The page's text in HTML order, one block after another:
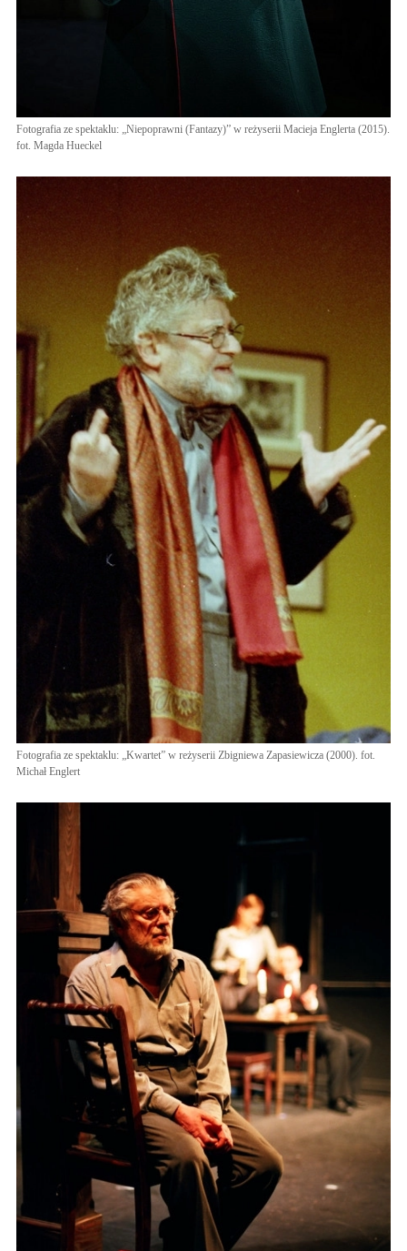
Fotografia ze spektaklu: „Niepoprawni (Fantazy)” w reżyserii Macieja Englerta (2015).
fot. Magda Hueckel
Fotografia ze spektaklu: „Kwartet” w reżyserii Zbigniewa Zapasiewicza (2000). fot.
Michał Englert